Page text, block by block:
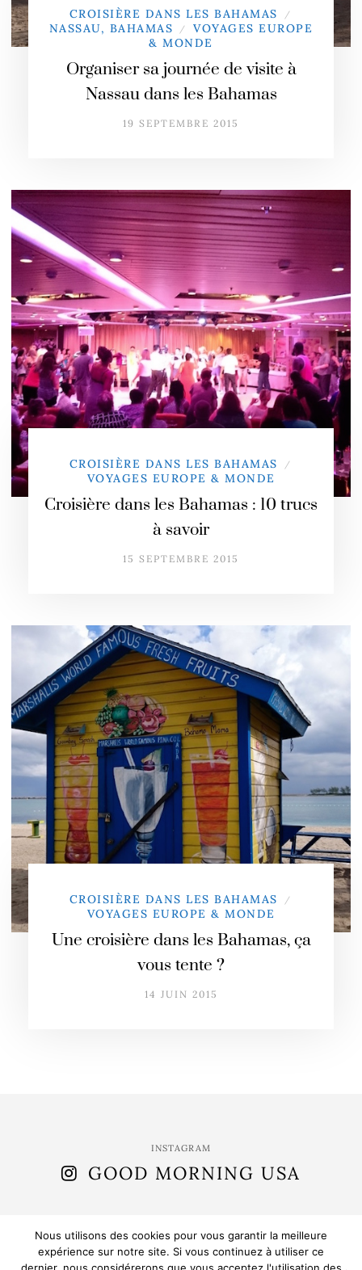
CROISIÈRE DANS LES BAHAMAS /
NASSAU, BAHAMAS /
VOYAGES EUROPE
& MONDE
Organiser sa journée de visite à
Nassau dans les Bahamas
19 SEPTEMBRE 2015
CROISIÈRE DANS LES BAHAMAS /
VOYAGES EUROPE & MONDE
Croisière dans les Bahamas : 10 trucs
à savoir
15 SEPTEMBRE 2015
CROISIÈRE DANS LES BAHAMAS /
VOYAGES EUROPE & MONDE
Une croisière dans les Bahamas, ça
vous tente ?
14 JUIN 2015
INSTAGRAM
GOOD MORNING USA
Nous utilisons des cookies pour vous garantir la meilleure
expérience sur notre site. Si vous continuez à utiliser ce